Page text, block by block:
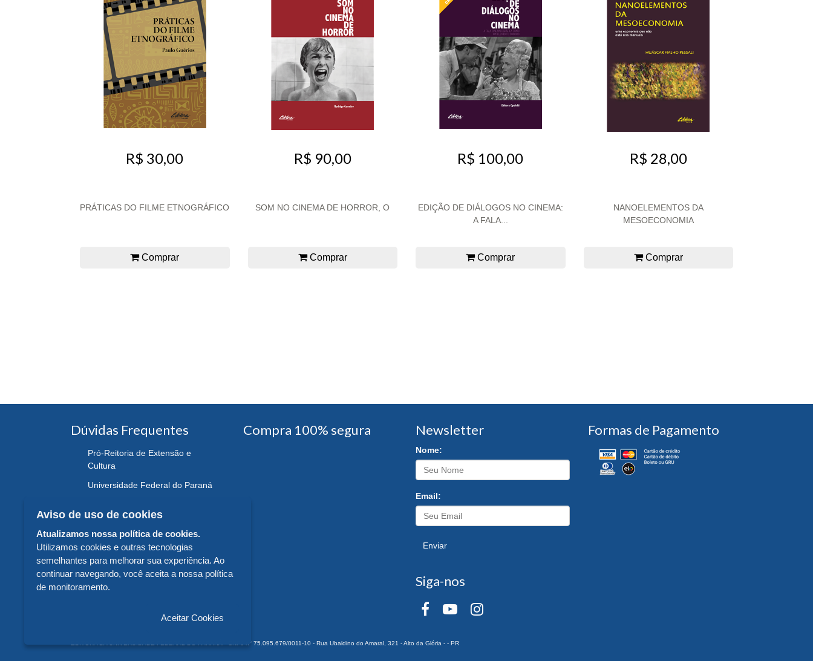
R$ 30,00
PRÁTICAS DO FILME ETNOGRÁFICO
Comprar
R$ 90,00
SOM NO CINEMA DE HORROR, O
Comprar
R$ 100,00
EDIÇÃO DE DIÁLOGOS NO CINEMA:
A FALA...
Comprar
R$ 28,00
NANOELEMENTOS DA
MESOECONOMIA
Comprar
Dúvidas Frequentes
Pró-Reitoria de Extensão e
Cultura
Universidade Federal do Paraná
Compra 100% segura Newsletter
Nome:
Email:
Enviar
Siga-nos
Formas de Pagamento
EDITORA DA UNIVERSIDADE FEDERAL DO PARANÁ - CNPJ n° 75.095.679/0011-10 - Rua Ubaldino do Amaral, 321 - Alto da Glória - - PR
Aviso de uso de cookies
Atualizamos nossa política de cookies.
Utilizamos cookies e outras tecnologias
semelhantes para melhorar sua experiência. Ao
continuar navegando, você aceita a nossa política
de monitoramento.
Aceitar Cookies